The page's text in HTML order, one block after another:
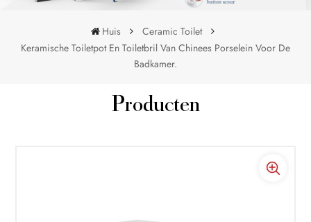
Huis
Ceramic Toilet
Keramische Toiletpot En Toiletbril Van Chinees Porselein Voor De
Badkamer.
Producten